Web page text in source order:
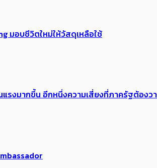
มอบชีวิตใหม่ให้วัสดุเหลือใช้
รงมากขึ้น อีกหนึ่งความเสี่ยงที่ภาครัฐต้อง